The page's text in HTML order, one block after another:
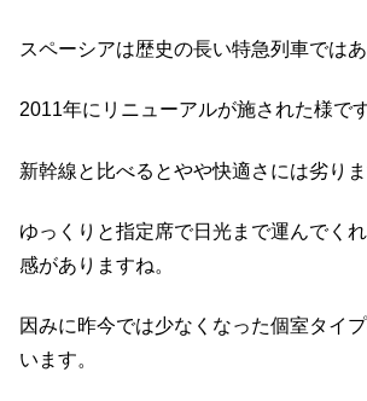
スペーシアは歴史の長い特急列車ではあ
2011年にリニューアルが施された様です
新幹線と比べるとやや快適さには劣りま
ゆっくりと指定席で日光まで運んでく
感がありますね。
因みに昨今では少なくなった個室タイ
います。